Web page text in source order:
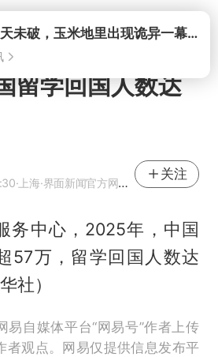
打开
留学回国人数达
·上海·界面新闻官方网易号
关注
务中心，2025年，中国
57万，留学回国人数达
社）
易自媒体平台“网易号”作者上传
者观点。网易仅提供信息发布平